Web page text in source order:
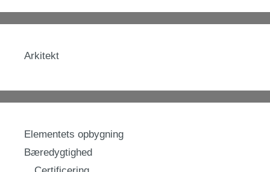
Arkitekt
Elementets opbygning
Bæredygtighed